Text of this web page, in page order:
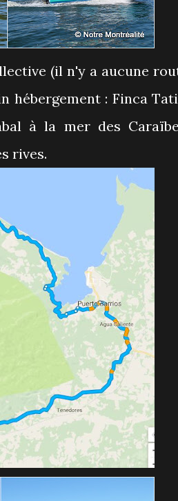
(il n'y a aucune
hébergement : Finca
à la mer des
rives.